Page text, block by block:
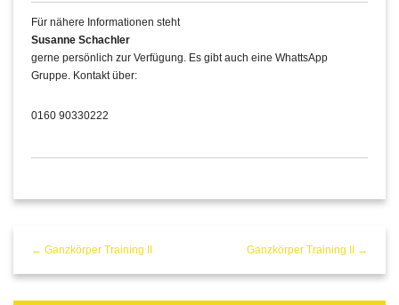
Für nähere Informationen steht
Susanne Schachler
gerne persönlich zur Verfügung. Es gibt auch eine WhattsApp
Gruppe. Kontakt über:
0160 90330222
← Ganzkörper Training II Ganzkörper Training II →